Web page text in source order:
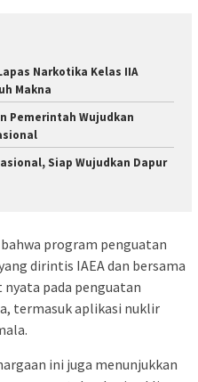
Narkotika Kelas IIA
Makna
Pemerintah Wujudkan
Siap Wujudkan Dapur
program penguatan
dirintis IAEA dan bersama
pada penguatan
termasuk aplikasi nuklir
ini juga menunjukkan